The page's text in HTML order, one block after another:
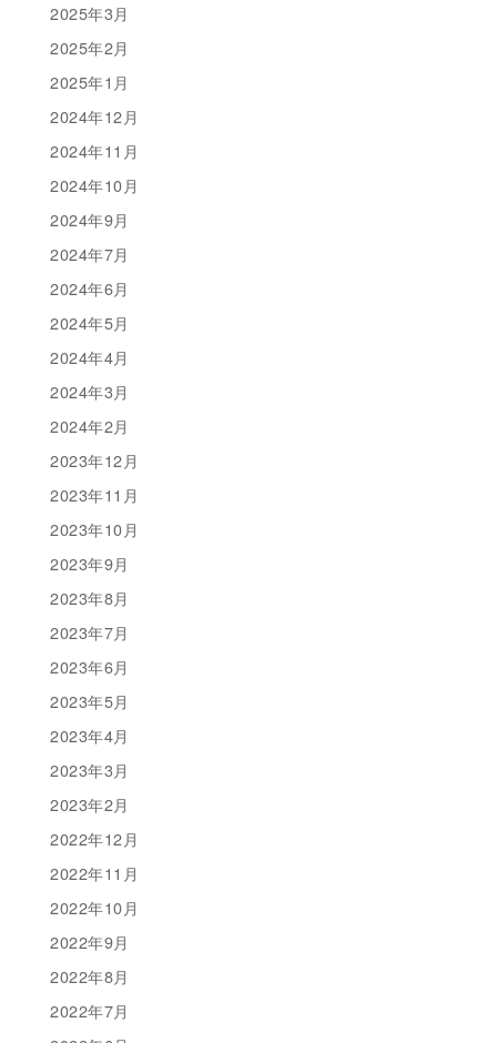
2025年3月
2025年2月
2025年1月
2024年12月
2024年11月
2024年10月
2024年9月
2024年7月
2024年6月
2024年5月
2024年4月
2024年3月
2024年2月
2023年12月
2023年11月
2023年10月
2023年9月
2023年8月
2023年7月
2023年6月
2023年5月
2023年4月
2023年3月
2023年2月
2022年12月
2022年11月
2022年10月
2022年9月
2022年8月
2022年7月